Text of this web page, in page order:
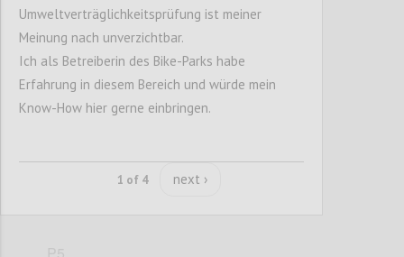
Wienerwald, und ein Restaurant.
Umweltverträglichkeitsprüfung ist meiner
Meinung nach unverzichtbar.
Ich als Betreiberin des Bike-Parks habe
Erfahrung in diesem Bereich und würde mein
Know-How hier gerne einbringen.
1 of 4 next ›